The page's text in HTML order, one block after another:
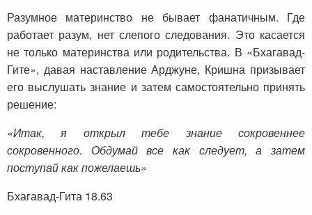
Разумное материнство не бывает фанатичным. Где
работает разум, нет слепого следования. Это касается
не только материнства или родительства. В «Бхагавад-
Гите», давая наставление Арджуне, Кришна призывает
его выслушать знание и затем самостоятельно принять
решение:
«Итак, я открыл тебе знание сокровеннее
сокровенного. Обдумай все как следует, а затем
поступай как пожелаешь»
Бхагавад-Гита 18.63